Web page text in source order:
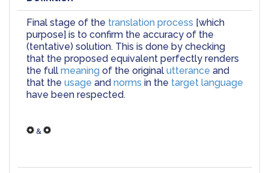
Final stage of the translation process [which
purpose] is to confirm the accuracy of the
(tentative) solution. This is done by checking
that the proposed equivalent perfectly renders
the full meaning of the original utterance and
that the usage and norms in the target language
have been respected.
&